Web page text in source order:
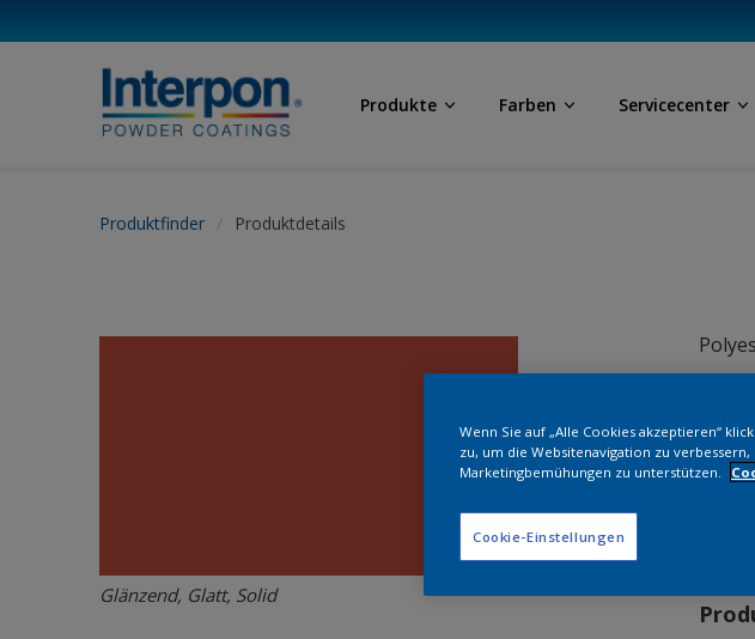
Produkte Farben Servicecenter
Produktfinder Produktdetails
Glänzend, Glatt, Solid
Wenn Sie auf „Alle Cookies akzeptieren“
zu, um die Websitenavigation zu
Marketingbemühungen zu unterstützen.
Cookie-Einstellungen